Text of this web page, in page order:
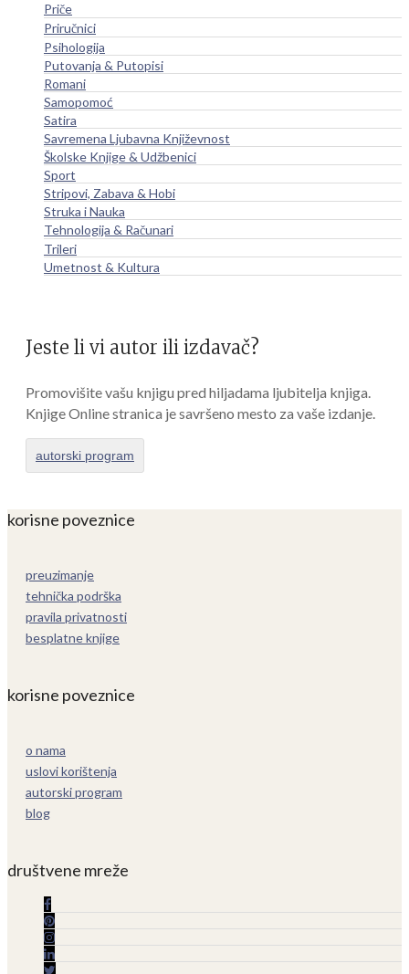
Priče
Priručnici
Psihologija
Putovanja & Putopisi
Romani
Samopomoć
Satira
Savremena Ljubavna Književnost
Školske Knjige & Udžbenici
Sport
Stripovi, Zabava & Hobi
Struka i Nauka
Tehnologija & Računari
Trileri
Umetnost & Kultura
Jeste li vi autor ili izdavač?
Promovišite vašu knjigu pred hiljadama ljubitelja knjiga.
Knjige Online stranica je savršeno mesto za vaše izdanje.
autorski program
korisne poveznice
preuzimanje
tehnička podrška
pravila privatnosti
besplatne knjige
korisne poveznice
o nama
uslovi korištenja
autorski program
blog
društvene mreže